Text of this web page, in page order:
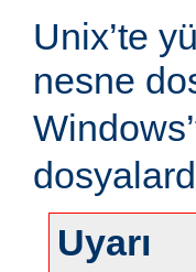
Unix’te
nesne
Uyarı